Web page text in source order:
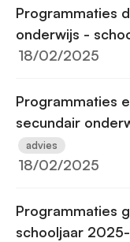
Programmaties
onderwijs -
18/02/2025
Programmaties
secundair
advies
18/02/2025
Programmaties
schooljaar